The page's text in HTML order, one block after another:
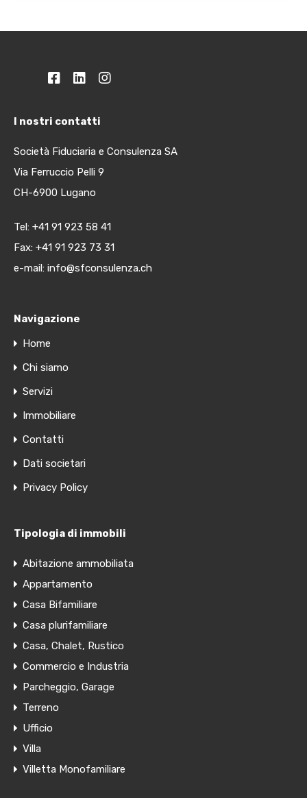
I nostri contatti
Società Fiduciaria e Consulenza SA
Via Ferruccio Pelli 9
CH-6900 Lugano
Tel: +41 91 923 58 41
Fax: +41 91 923 73 31
e-mail: info@sfconsulenza.ch
Navigazione
Home
Chi siamo
Servizi
Immobiliare
Contatti
Dati societari
Privacy Policy
Tipologia di immobili
Abitazione ammobiliata
Appartamento
Casa Bifamiliare
Casa plurifamiliare
Casa, Chalet, Rustico
Commercio e Industria
Parcheggio, Garage
Terreno
Ufficio
Villa
Villetta Monofamiliare